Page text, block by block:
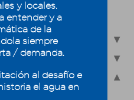
mide
Agua virtual y Huella
y locales.
entender y a
de la
siempre
/ demanda.
al desafío e
el agua en